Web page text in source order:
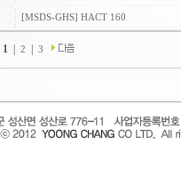
[MSDS-GHS] HACT 160
1 2 3